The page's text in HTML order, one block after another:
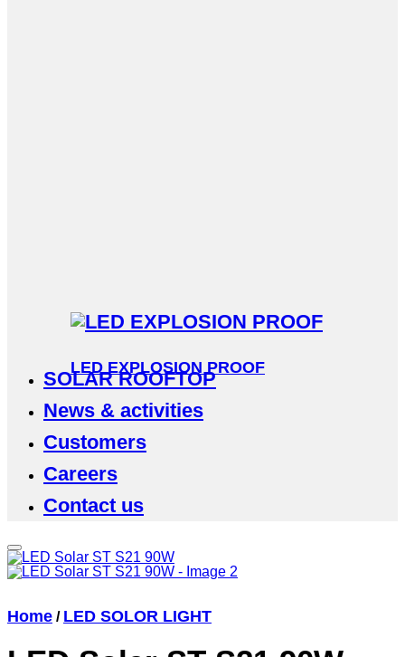
LED EXPLOSION PROOF
SOLAR ROOFTOP
News & activities
Customers
Careers
Contact us
Home / LED SOLOR LIGHT